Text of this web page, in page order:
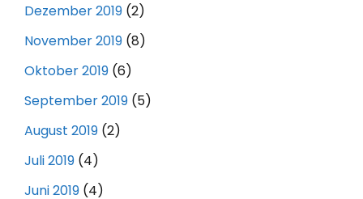
Dezember 2019 (2)
November 2019 (8)
Oktober 2019 (6)
September 2019 (5)
August 2019 (2)
Juli 2019 (4)
Juni 2019 (4)